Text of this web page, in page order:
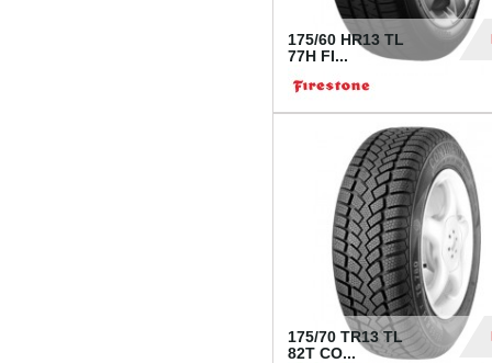
175/60 HR13 TL
77H FI...
175/70 TR13 TL
82T CO...